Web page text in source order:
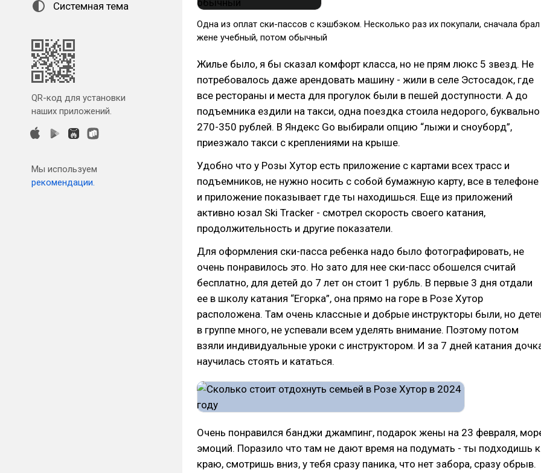
Системная тема
QR-код для установки
наших приложений.
Мы используем
рекомендации.
Одна из оплат ски-пассов с кэшбэком. Несколько раз их покупали, сначала брал
жене учебный, потом обычный
Жилье было, я бы сказал комфорт класса, но не прям люкс 5 звезд. Не
потребовалось даже арендовать машину - жили в селе Эстосадок, где
все рестораны и места для прогулок были в пешей доступности. А до
подъемника ездили на такси, одна поездка стоила недорого, буквально
270-350 рублей. В Яндекс Go выбирали опцию “лыжи и сноуборд”,
приезжало такси с креплениями на крыше.
Удобно что у Розы Хутор есть приложение с картами всех трасс и
подъемников, не нужно носить с собой бумажную карту, все в телефоне
и приложение показывает где ты находишься. Еще из приложений
активно юзал Ski Tracker - смотрел скорость своего катания,
продолжительность и другие показатели.
Для оформления ски-пасса ребенка надо было фотографировать, не
очень понравилось это. Но зато для нее ски-пасс обошелся считай
бесплатно, для детей до 7 лет он стоит 1 рубль. В первые 3 дня отдали
ее в школу катания “Егорка”, она прямо на горе в Розе Хутор
расположена. Там очень классные и добрые инструкторы были, но
в группе много, не успевали всем уделять внимание. Поэтому потом
взяли индивидуальные уроки с инструктором. И за 7 дней катания
научилась стоять и кататься.
Очень понравился банджи джампинг, подарок жены на 23 февраля,
эмоций. Поразило что там не дают время на подумать - ты подходишь к
краю, смотришь вниз, у тебя сразу паника, что нет забора, сразу обрыв.